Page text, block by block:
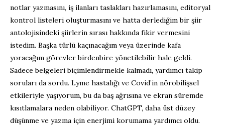
notlar yazmasını, iş ilanları taslakları hazırlamasını, editoryal
kontrol listeleri oluşturmasını ve hatta derlediğim bir şiir
antolojisindeki şiirlerin sırası hakkında fikir vermesini
istedim. Başka türlü kaçınacağım veya üzerinde kafa
yoracağım görevler birdenbire yönetilebilir hale geldi.
Sadece belgeleri biçimlendirmekle kalmadı, yardımcı takip
soruları da sordu. Lyme hastalığı ve Covid’in nörobilişsel
etkileriyle yaşıyorum, bu da baş ağrısına ve ekran süremde
kısıtlamalara neden olabiliyor. ChatGPT, daha üst düzey
düşünme ve yazma için enerjimi korumama yardımcı oldu.